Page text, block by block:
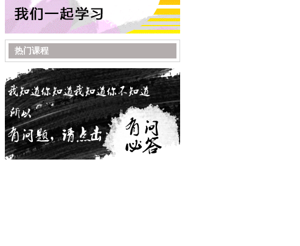
热门课程